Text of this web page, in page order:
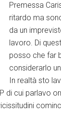
Premessa
ritardo ma
da un
lavoro. Di
posso che far
considerarlo
In realtà sto
di cui parlavo